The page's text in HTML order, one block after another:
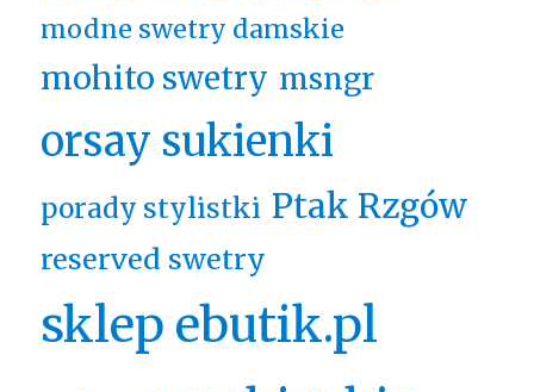
modne swetry damskie
mohito swetry msngr
orsay sukienki
porady stylistki Ptak Rzgów
reserved swetry
sklep ebutik.pl